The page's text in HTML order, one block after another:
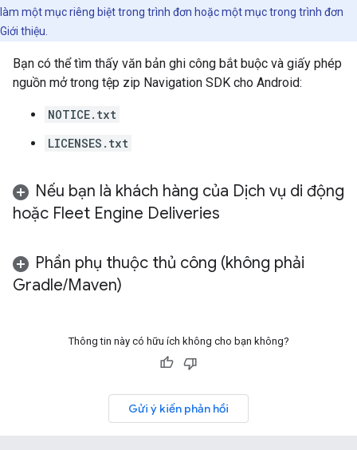
làm một mục riêng biệt trong trình đơn hoặc một mục trong trình đơn
Giới thiệu.
Bạn có thể tìm thấy văn bản ghi công bắt buộc và giấy phép
nguồn mở trong tệp zip Navigation SDK cho Android:
NOTICE.txt
LICENSES.txt
Nếu bạn là khách hàng của Dịch vụ di động
hoặc Fleet Engine Deliveries
Phần phụ thuộc thủ công (không phải
Gradle/Maven)
Thông tin này có hữu ích không cho bạn không?
Gửi ý kiến phản hồi